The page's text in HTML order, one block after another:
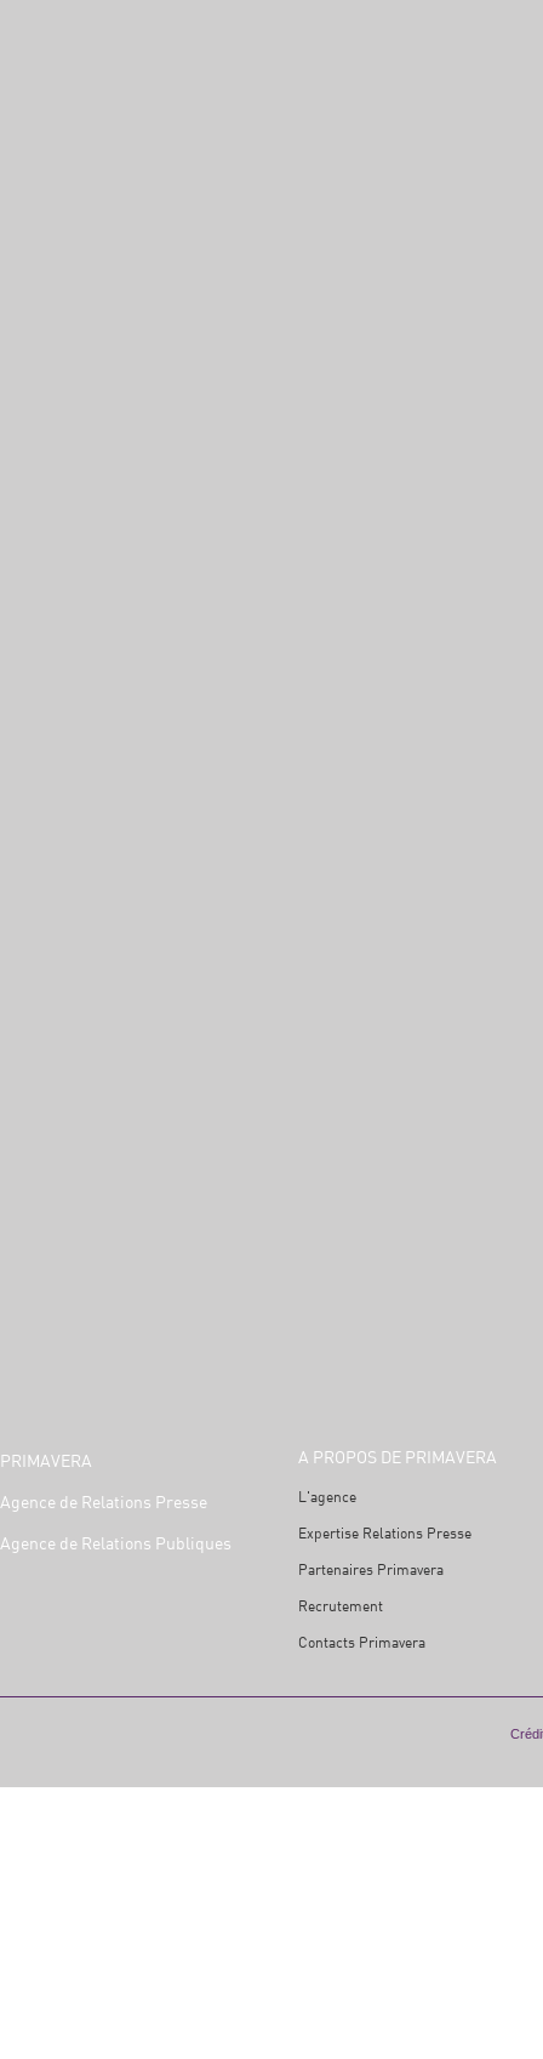
PRIMAVERA
Agence de Relations Presse
Agence de Relations Publiques
A PROPOS DE PRIMAVERA
L'agence
Expertise Relations Presse
Partenaires Primavera
Recrutement
Contacts Primavera